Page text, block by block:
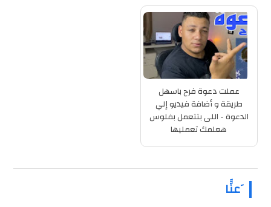
عملت دعوة فرح باسهل
طريقة و أضافة فيديو إلي
الدعوة - اللى بتتعمل بفلوس
هعلمك تعمليها
َعنَََا